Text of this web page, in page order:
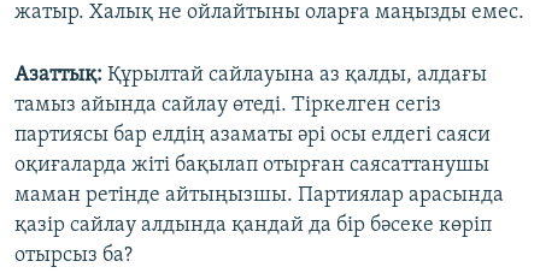
жатыр. Халық не ойлайтыны оларға маңызды емес.
Азаттық: Құрылтай сайлауына аз қалды, алдағы
тамыз айында сайлау өтеді. Тіркелген сегіз
партиясы бар елдің азаматы әрі осы елдегі саяси
оқиғаларда жіті бақылап отырған саясаттанушы
маман ретінде айтыңызшы. Партиялар арасында
қазір сайлау алдында қандай да бір бәсеке көріп
отырсыз ба?